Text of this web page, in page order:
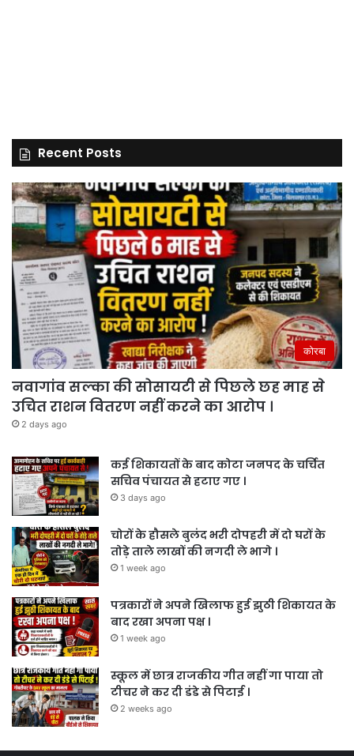
Recent Posts
कोरबा
नवागांव सल्का की सोसायटी से पिछले छह माह से
उचित राशन वितरण नहीं करने का आरोप ।
2 days ago
कई शिकायतों के बाद कोटा जनपद के चर्चित
सचिव पंचायत से हटाए गए ।
3 days ago
चोरों के हौसले बुलंद भरी दोपहरी में दो घरों के
तोड़े ताले लाखों की नगदी ले भागे ।
1 week ago
पत्रकारों ने अपने खिलाफ हुई झुठी शिकायत के
बाद रखा अपना पक्ष ।
1 week ago
स्कूल में छात्र राजकीय गीत नहीं गा पाया तो
टीचर ने कर दी डंडे से पिटाई ।
2 weeks ago